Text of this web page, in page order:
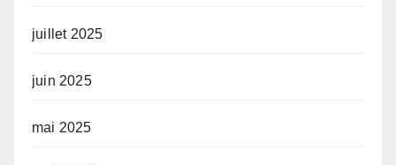
juillet 2025
juin 2025
mai 2025